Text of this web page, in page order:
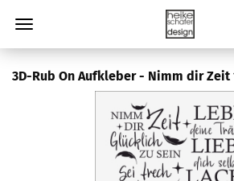
3D-Rub On Aufkleber - Nimm dir Zeit